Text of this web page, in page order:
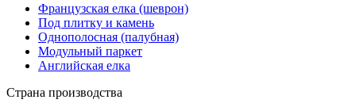
Французская елка (шеврон)
Под плитку и камень
Однополосная (палубная)
Модульный паркет
Английская елка
Страна производства